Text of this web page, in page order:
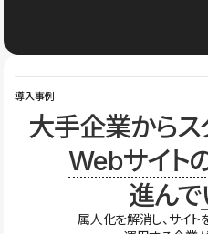
導入事例
大手企業からス
Webサイト
進んで
属人化を解消し、サイ